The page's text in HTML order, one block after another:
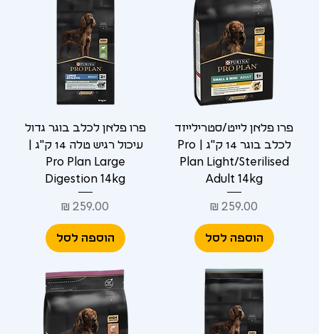
פרו פלאן לייט/סטרילייזד
לכלב בוגר 14 ק"ג | Pro
Plan Light/Sterilised
Adult 14kg
מחיר
הוספה לסל
פרו פלאן לכלב בוגר גדול
עיכול רגיש טלה 14 ק"ג |
Pro Plan Large
Digestion 14kg
מחיר
הוספה לסל